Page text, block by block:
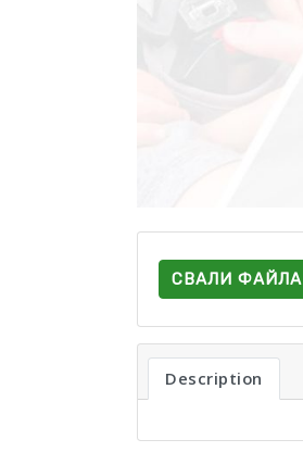
СВАЛИ ФАЙЛА
Description